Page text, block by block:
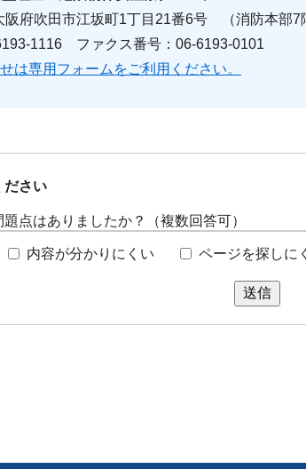
府吹田市江坂町1丁目21番6号 （消防本部7
1116 ファクス番号：06-6193-0101
は専用フォームをご利用ください。
ださい
点はありましたか？（複数回答可）
内容が分かりにくい ページを探しに
送信